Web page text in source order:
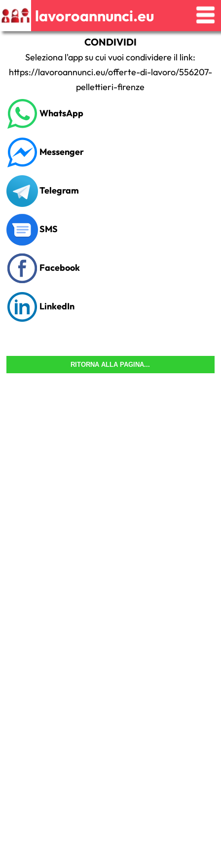
lavoroannunci.eu
CONDIVIDI
Seleziona l'app su cui vuoi condividere il link:
https://lavoroannunci.eu/offerte-di-lavoro/556207-
pellettieri-firenze
WhatsApp
Messenger
Telegram
SMS
Facebook
LinkedIn
RITORNA ALLA PAGINA...